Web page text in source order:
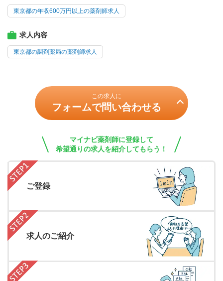
東京都の年収600万円以上の薬剤師求人
求人内容
東京都の調剤薬局の薬剤師求人
この求人に
フォームで問い合わせる
マイナビ薬剤師に登録して
希望通りの求人を紹介してもらう！
ご登録
求人のご紹介